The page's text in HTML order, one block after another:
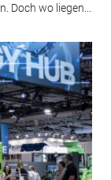
Doch wo liegen...